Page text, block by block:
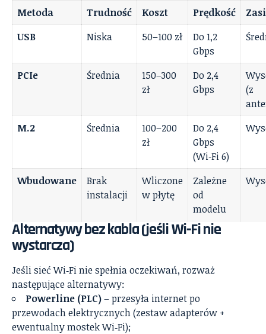
Metoda
Trudność Koszt Prędkość
USB
Niska 50–100 zł
Do 1,2
Gbps
PCIe Średnia
150–300
zł
Do 2,4
Gbps
(z
M.2
Średnia
100–200
zł
Do 2,4
Gbps
(Wi‑Fi 6)
Wbudowane
Brak
instalacji
Wliczone
w płytę
Zależne
od
modelu
Alternatywy bez kabla (jeśli Wi‑Fi nie
wystarcza)
Jeśli sieć Wi‑Fi nie spełnia oczekiwań, rozważ
następujące alternatywy:
Powerline (PLC)– przesyła internet po
przewodach elektrycznych (zestaw adapterów +
ewentualny mostek Wi‑Fi);